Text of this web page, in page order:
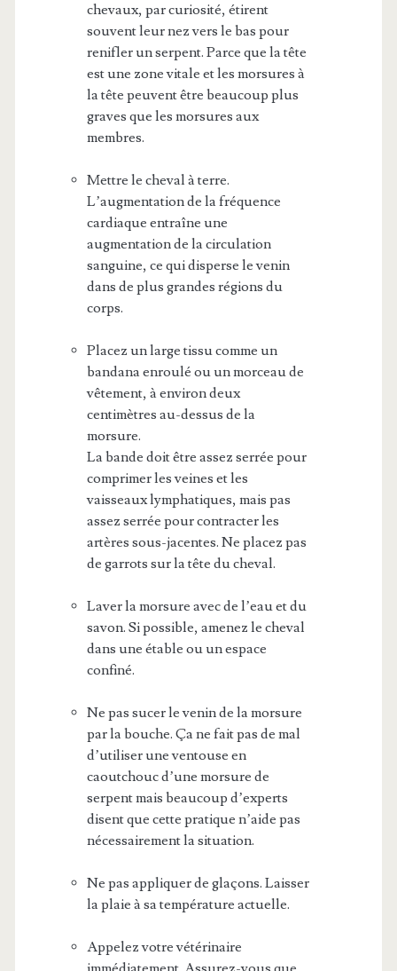
chevaux, par curiosité, étirent
souvent leur nez vers le bas pour
renifler un serpent. Parce que la tête
est une zone vitale et les morsures à
la tête peuvent être beaucoup plus
graves que les morsures aux
membres.
Mettre le cheval à terre.
L’augmentation de la fréquence
cardiaque entraîne une
augmentation de la circulation
sanguine, ce qui disperse le venin
dans de plus grandes régions du
corps.
Placez un large tissu comme un
bandana enroulé ou un morceau de
vêtement, à environ deux
centimètres au-dessus de la
morsure.
La bande doit être assez serrée pour
comprimer les veines et les
vaisseaux lymphatiques, mais pas
assez serrée pour contracter les
artères sous-jacentes. Ne placez pas
de garrots sur la tête du cheval.
Laver la morsure avec de l’eau et du
savon. Si possible, amenez le cheval
dans une étable ou un espace
confiné.
Ne pas sucer le venin de la morsure
par la bouche. Ça ne fait pas de mal
d’utiliser une ventouse en
caoutchouc d’une morsure de
serpent mais beaucoup d’experts
disent que cette pratique n’aide pas
nécessairement la situation.
Ne pas appliquer de glaçons. Laisser
la plaie à sa température actuelle.
Appelez votre vétérinaire